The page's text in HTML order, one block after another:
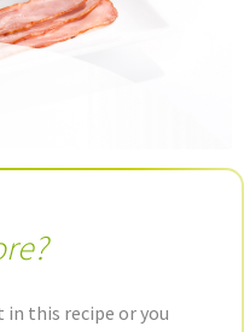
this recipe or you